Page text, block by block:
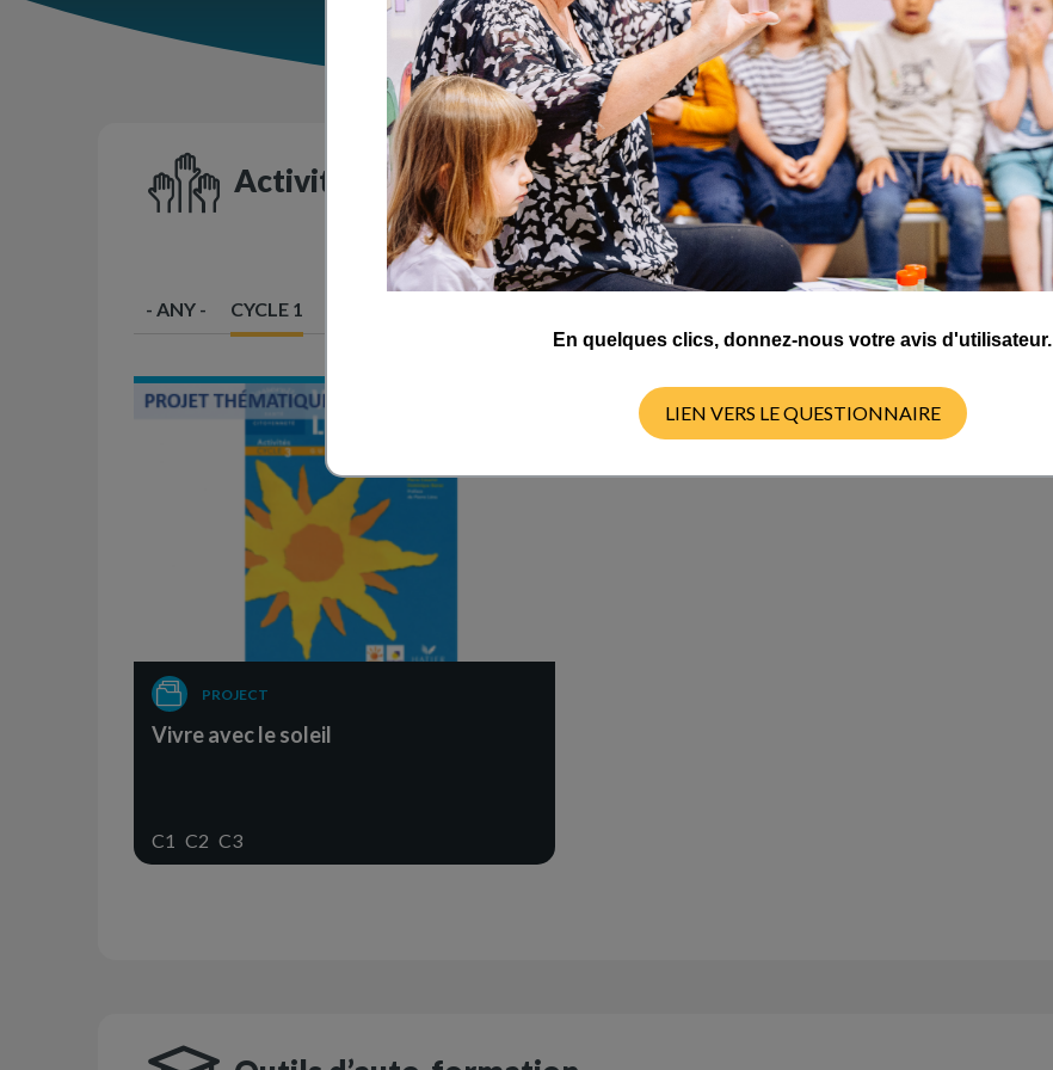
Activités en classe
- ANY - CYCLE 1
PROJECT
Vivre avec le soleil
C1 C2 C3
En quelques clics, donnez-nous votre avis d'utilisateur.
LIEN VERS LE QUESTIONNAIRE